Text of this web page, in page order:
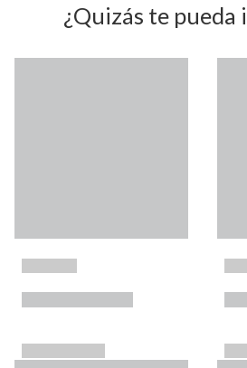
¿Quizás te pueda